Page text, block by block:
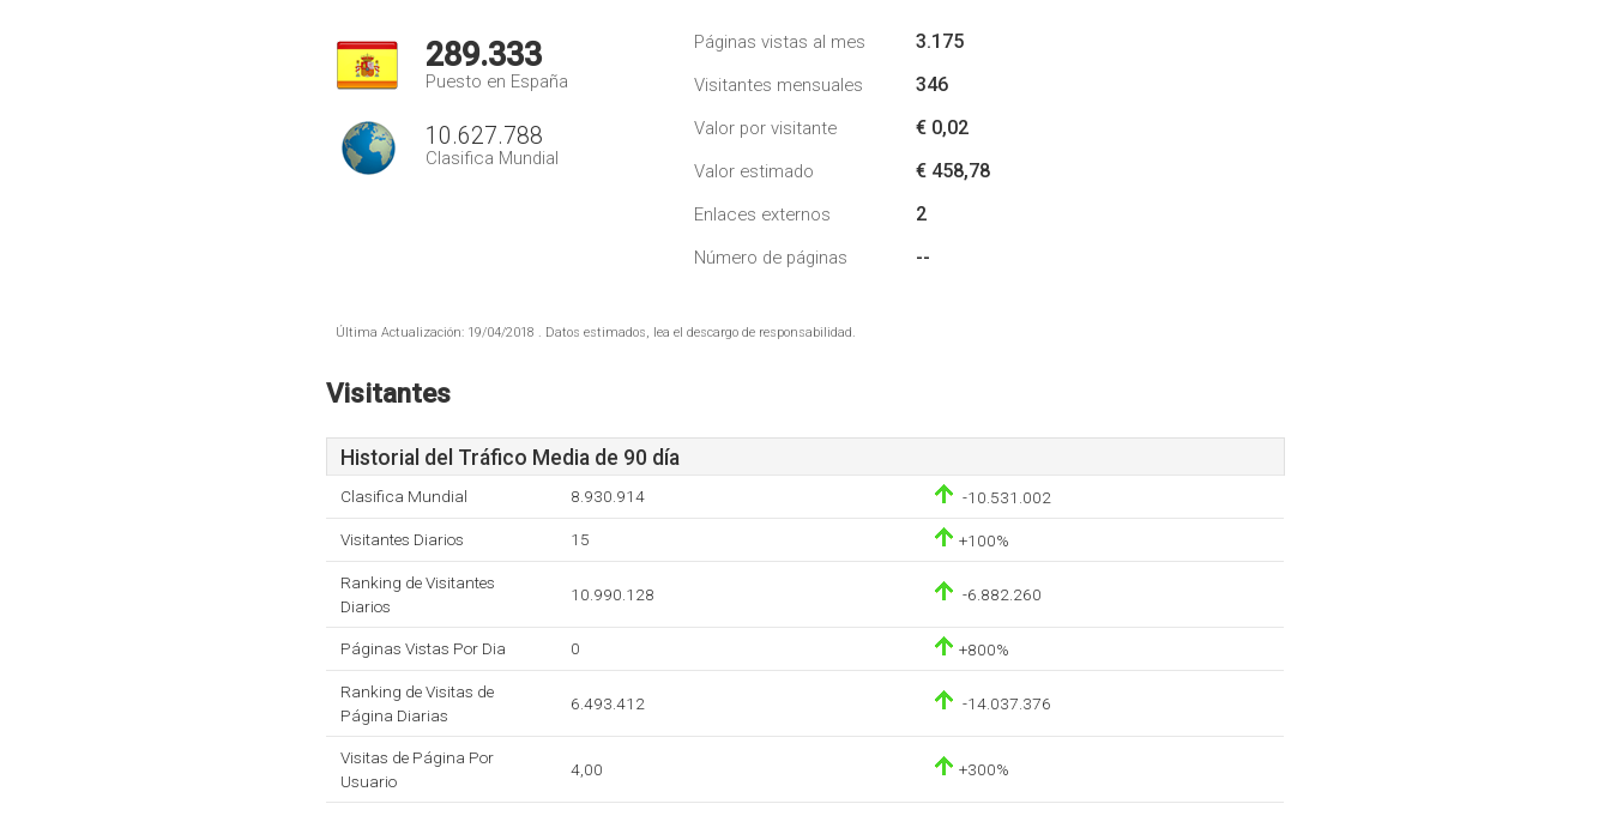
289.333
Puesto en España
10.627.788
Clasifica Mundial
Páginas vistas al mes 3.175
Visitantes mensuales 346
Valor por visitante € 0,02
Valor estimado € 458,78
Enlaces externos 2
Número de páginas --
Última Actualización: 19/04/2018 . Datos estimados, lea el descargo de responsabilidad.
Visitantes
Historial del Tráfico Media de 90 día
Clasifica Mundial 8.930.914 -10.531.002
Visitantes Diarios 15 +100%
Ranking de Visitantes
Diarios
10.990.128 -6.882.260
Páginas Vistas Por Dia 0 +800%
Ranking de Visitas de
Página Diarias
6.493.412 -14.037.376
Visitas de Página Por
Usuario
4,00 +300%